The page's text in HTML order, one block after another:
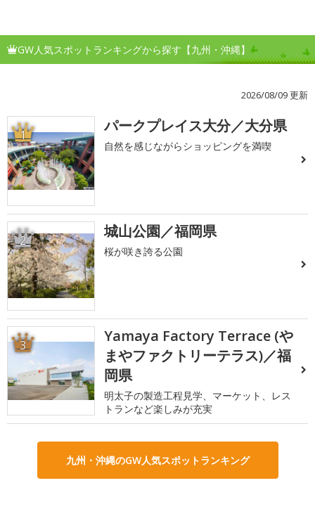
GW人気スポットランキングから探す【九州・沖縄】
2026/08/09 更新
1 パークプレイス大分／大分県
自然を感じながらショッピングを満喫
2 城山公園／福岡県
桜が咲き誇る公園
3
Yamaya Factory Terrace (や
まやファクトリーテラス)／福
岡県
明太子の製造工程見学、マーケット、レス
トランなど楽しみが充実
九州・沖縄のGW人気スポットランキング